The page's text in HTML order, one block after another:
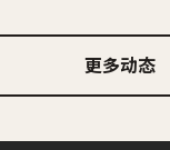
更多动态